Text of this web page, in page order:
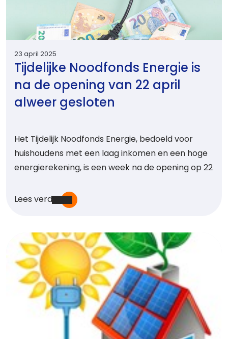
23 april 2025
Tijdelijke Noodfonds Energie is
na de opening van 22 april
alweer gesloten
Het Tijdelijk Noodfonds Energie, bedoeld voor
huishoudens met een laag inkomen en een hoge
energierekening, is een week na de opening op 22
Lees verder